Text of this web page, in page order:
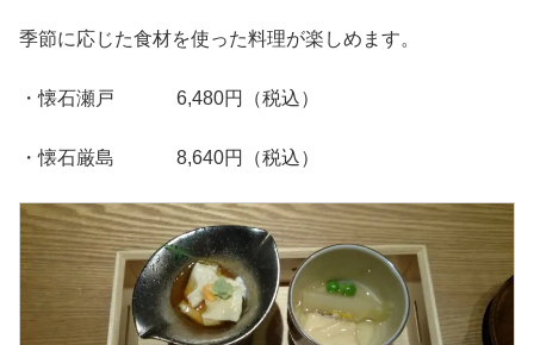
季節に応じた食材を使った料理が楽しめます。
・懐石瀬戸 6,480円（税込）
・懐石厳島 8,640円（税込）